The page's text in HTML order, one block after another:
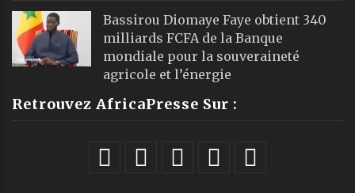
Bassirou Diomaye Faye obtient 340
milliards FCFA de la Banque
mondiale pour la souveraineté
agricole et l’énergie
Retrouvez AfricaPresse Sur :